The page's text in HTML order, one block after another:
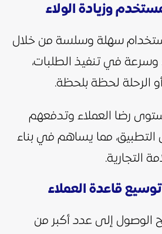
سهلة وسلسة من خلال
في تنفيذ الطلبات،
الرحلة لحظة بلحظة.
رضا العملاء وتدفعهم
التطبيق، مما يساهم في بناء
التجارية.
الوصول إلى عدد أكبر من